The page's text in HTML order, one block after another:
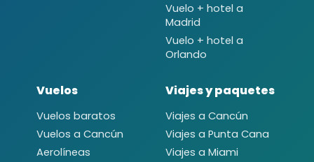
Vuelo + hotel a
Madrid
Vuelo + hotel a
Orlando
Vuelos
Vuelos baratos
Vuelos a Cancún
Aerolíneas
Viajes y paquetes
Viajes a Cancún
Viajes a Punta Cana
Viajes a Miami